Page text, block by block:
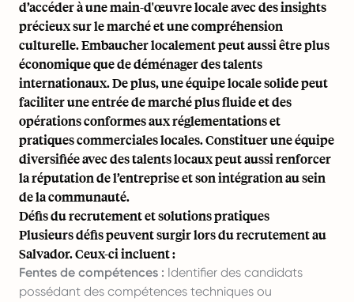
d’accéder à une main-d'œuvre locale avec des insights
précieux sur le marché et une compréhension
culturelle. Embaucher localement peut aussi être plus
économique que de déménager des talents
internationaux. De plus, une équipe locale solide peut
faciliter une entrée de marché plus fluide et des
opérations conformes aux réglementations et
pratiques commerciales locales. Constituer une équipe
diversifiée avec des talents locaux peut aussi renforcer
la réputation de l’entreprise et son intégration au sein
de la communauté.
Défis du recrutement et solutions pratiques
Plusieurs défis peuvent surgir lors du recrutement au
Salvador. Ceux-ci incluent :
Fentes de compétences : Identifier des candidats
possédant des compétences techniques ou